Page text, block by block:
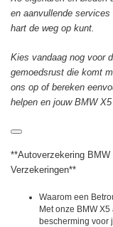
en aanvullende
hart de weg op kunt.
Kies vandaag nog voor
gemoedsrust die komt
ons op of bereken
helpen en jouw BMW
**Autoverzekering
Verzekeringen**
Waarom een
Met onze BMW
bescherming voor